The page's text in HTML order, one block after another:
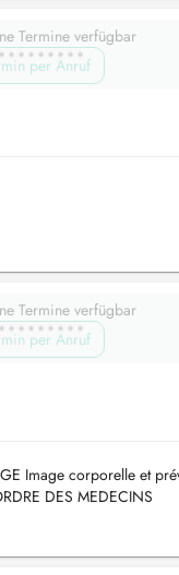
Termine verfügbar
per Anruf
Termine verfügbar
per Anruf
Image corporelle et
DES MEDECINS